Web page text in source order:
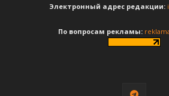
Электронный адрес редакции:
По вопросам рекламы: